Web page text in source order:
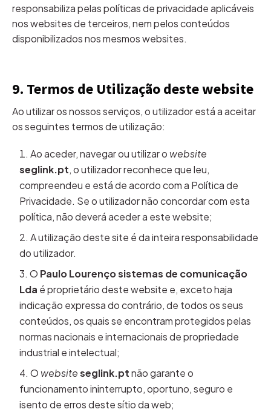
responsabiliza pelas políticas de privacidade aplicáveis
nos websites de terceiros, nem pelos conteúdos
disponibilizados nos mesmos websites.
9. Termos de Utilização deste website
Ao utilizar os nossos serviços, o utilizador está a aceitar
os seguintes termos de utilização:
Ao aceder, navegar ou utilizar owebsite
seglink.pt, o utilizador reconhece que leu,
compreendeu e está de acordo com a Política de
Privacidade. Se o utilizador não concordar com esta
política, não deverá aceder a este website;
A utilização deste site é da inteira responsabilidade
do utilizador.
O Paulo Lourenço sistemas de comunicação
Lda é proprietário deste website e, exceto haja
indicação expressa do contrário, de todos os seus
conteúdos, os quais se encontram protegidos pelas
normas nacionais e internacionais de propriedade
industrial e intelectual;
Owebsiteseglink.ptnão garante o
funcionamento ininterrupto, oportuno, seguro e
isento de erros deste sítio da web;